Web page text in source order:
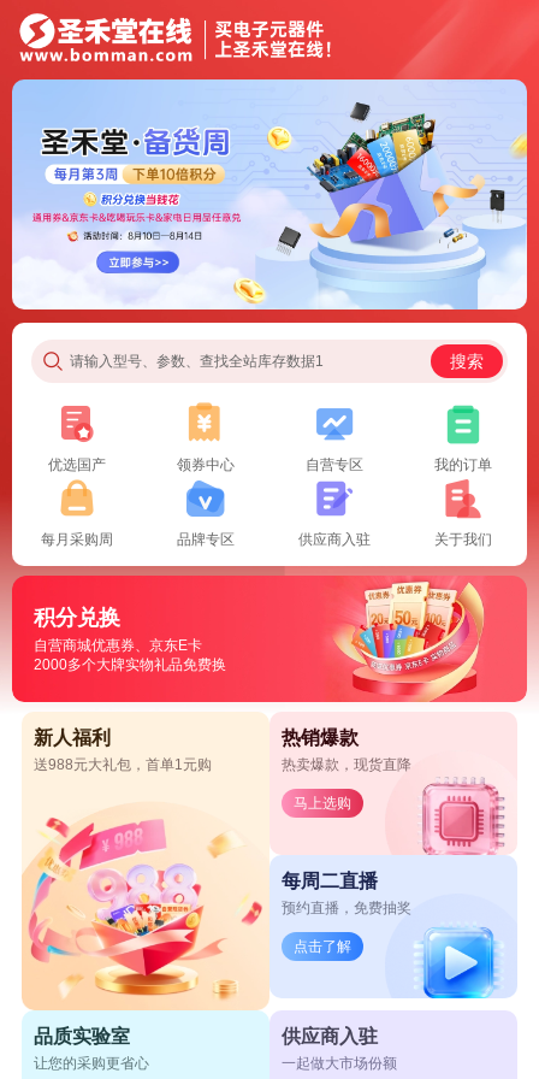
请输入型号、参数、查找全站库存数据1 搜索
优选国产 领券中心 自营专区 我的订单
每月采购周 品牌专区 供应商入驻 关于我们
积分兑换
自营商城优惠券、京东E卡
2000多个大牌实物礼品免费换
新人福利
送988元大礼包，首单1元购
热销爆款
热卖爆款，现货直降
马上选购
每周二直播
预约直播，免费抽奖
点击了解
品质实验室
让您的采购更省心
供应商入驻
一起做大市场份额